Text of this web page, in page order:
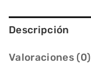
Descripción
Valoraciones (0)